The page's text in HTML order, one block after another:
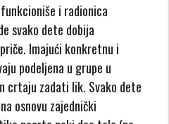
i radionica
svako dete dobija
Imajući konkretnu i
podeljena u grupe u
crtaju zadati lik. Svako dete
osnovu zajednički